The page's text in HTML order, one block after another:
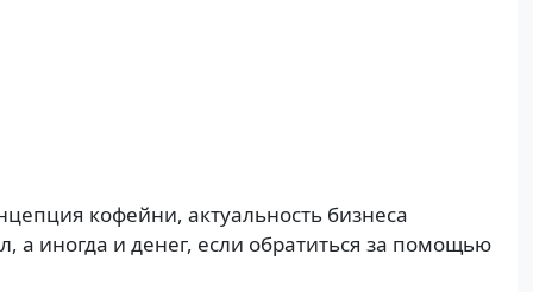
кофейни, актуальность бизнеса
а иногда и денег, если обратиться за помощью